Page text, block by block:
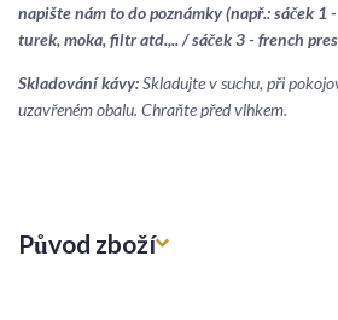
napište nám to do poznámky (např.: sáček 1
turek, moka, filtr atd.,.. / sáček 3 - french
Skladování kávy:Skladujte v suchu, při
uzavřeném obalu. Chraňte před vlhkem.
Původ zboží